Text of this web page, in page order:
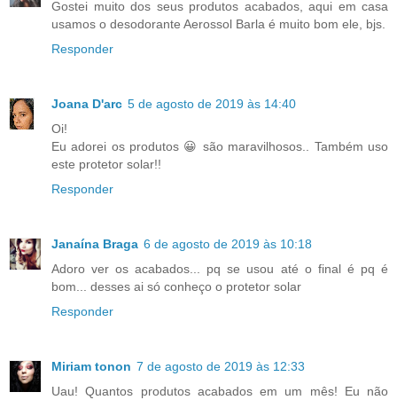
Gostei muito dos seus produtos acabados, aqui em casa
usamos o desodorante Aerossol Barla é muito bom ele, bjs.
Responder
Joana D'arc 5 de agosto de 2019 às 14:40
Oi!
Eu adorei os produtos 😀 são maravilhosos.. Também uso
este protetor solar!!
Responder
Janaína Braga 6 de agosto de 2019 às 10:18
Adoro ver os acabados... pq se usou até o final é pq é
bom... desses ai só conheço o protetor solar
Responder
Miriam tonon 7 de agosto de 2019 às 12:33
Uau! Quantos produtos acabados em um mês! Eu não